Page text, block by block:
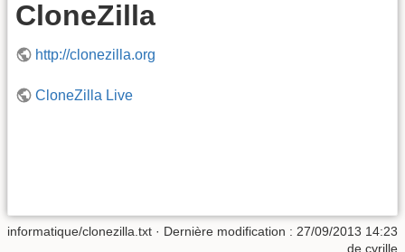
CloneZilla
http://clonezilla.org
CloneZilla Live
informatique/clonezilla.txt · Dernière modification : 27/09/2013 14:23
de cyrille